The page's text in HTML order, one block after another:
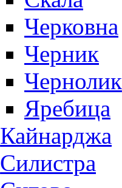
Черковна
Черник
Чернолик
Яребица
Кайнарджа
Силистра